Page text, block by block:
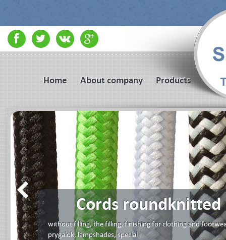
Home About company Products
Cords roundknitted
without filling, the filling, finishing for clothing and
prygalok, lampshades, special